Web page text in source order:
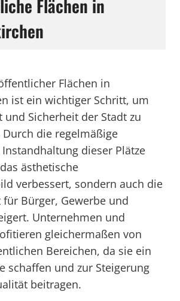
Flächen in
Flächen in
ist ein wichtiger Schritt, um
und Sicherheit der Stadt zu
die regelmäßige
dieser Plätze
ästhetische
verbessert, sondern auch die
Bürger, Gewerbe und
Unternehmen und
gleichermaßen von
Bereichen, da sie ein
schaffen und zur Steigerung
beitragen.